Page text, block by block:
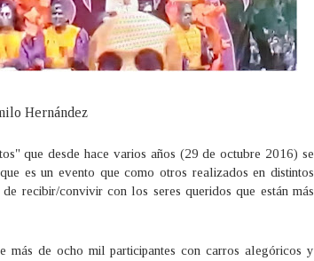
Hernández
que desde hace varios años (29 de octubre 2016) se
es un evento que como otros realizados en distintos
recibir/convivir con los seres queridos que están más
más de ocho mil participantes con carros alegóricos y